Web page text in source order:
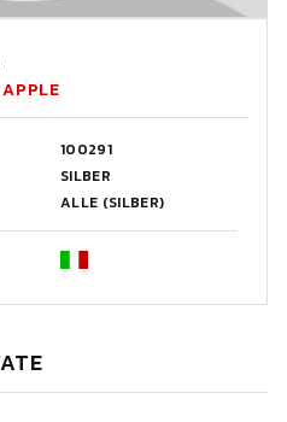
100291
SILBER
ALLE (SILBER)